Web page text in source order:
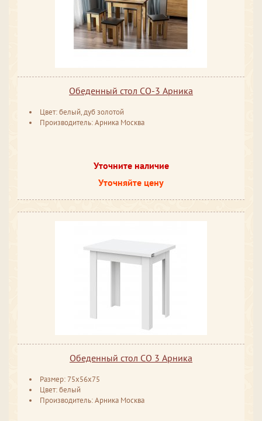
Обеденный стол СО-3 Арника
Цвет: белый, дуб золотой
Производитель: Арника Москва
Уточните наличие
Уточняйте цену
Обеденный стол СО 3 Арника
Размер: 75x56x75
Цвет: белый
Производитель: Арника Москва